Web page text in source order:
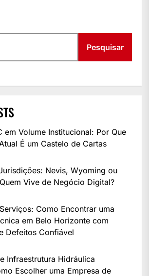
Pesquisar
em Volume Institucional: Por Que
É um Castelo de Cartas
Nevis, Wyoming ou
Vive de Negócio Digital?
Como Encontrar uma
em Belo Horizonte com
Defeitos Confiável
Infraestrutura Hidráulica
Escolher uma Empresa de